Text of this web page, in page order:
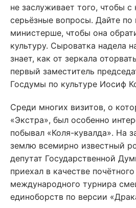
не заслуживает того, чтобы
серьёзные вопросы. Дайте
министерше, чтобы она
культуру. Сыроватка надела
знает, как от зеркала
первый заместитель
Госдумы по культуре Иосиф
Среди многих визитов, о
«Экстра», был особенно
побывал «Коля-кувалда». На
землю всемирно известный
депутат Государственной
приехал в качестве почётного
международного турнира
единоборств по версии